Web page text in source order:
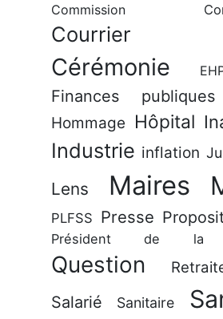
Commission
Courrier
Cérémonie
Finances publiques
Hommage Hôpital
Industrie inflation
Lens Maires
PLFSS Presse
Président de la
Question
Salarié Sanitaire